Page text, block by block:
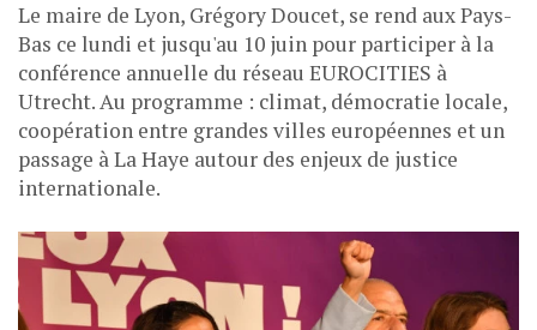
Le maire de Lyon, Grégory Doucet, se rend aux Pays-
Bas ce lundi et jusqu'au 10 juin pour participer à la
conférence annuelle du réseau EUROCITIES à
Utrecht. Au programme : climat, démocratie locale,
coopération entre grandes villes européennes et un
passage à La Haye autour des enjeux de justice
internationale.